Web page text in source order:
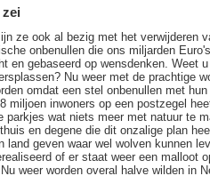
ze ook al bezig met het verwijderen
onbenullen die ons miljarden
en gebaseerd op wensdenken. Weet
Nu weer met de prachtige
omdat een stel onbenullen met
miljoen inwoners op een postzegel
parkjes wat niets meer met natuur te
en degene die dit onzalige plan
land geven waar wel wolven kunnen
of er staat weer een malloot
weer worden overal halve wilden in